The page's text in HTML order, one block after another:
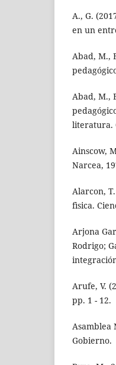
A., G.
en un
Abad, M.,
Abad, M.,
literatura.
Ainscow,
Narcea,
Alarcon,
fìsica.
Arjona
Rodrigo;
Arufe, V.
pp. 1 - 12.
Asamblea
Gobierno.